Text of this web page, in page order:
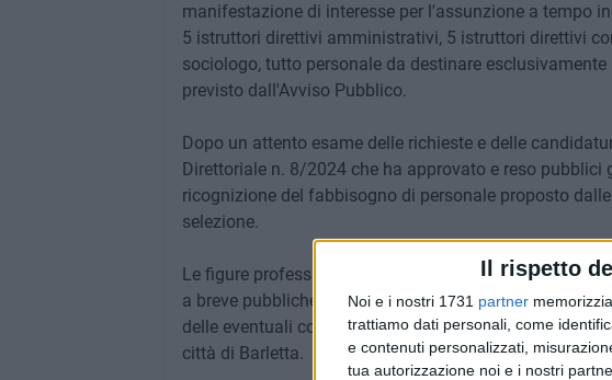
Il rispetto
Noi e i nostri 1731 partner
trattiamo dati personali, come
e contenuti personalizzati,
tua autorizzazione noi e i nostri
manifestazione di interesse per l'assunzione a tempo
5 istruttori direttivi amministrativi, 5 istruttori direttivi
sociologo, tutto personale da destinare
previsto dall'Avviso Pubblico.
Dopo un attento esame delle richieste e delle
Direttoriale n. 8/2024 che ha approvato e reso pubblici
ricognizione del fabbisogno di personale proposto
selezione.
Le figure professionali proposte dal Comune sono
a breve pubblicherà un nuovo Decreto Direttoriale con
delle eventuali contestazioni da parte degli Enti
città di Barletta.